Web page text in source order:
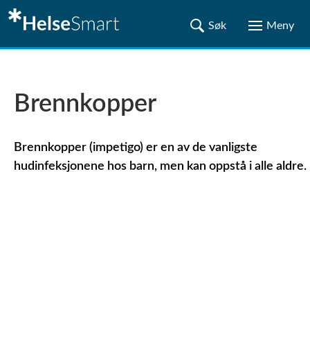
Brennkopper
Brennkopper (impetigo) er en av de vanligste
hudinfeksjonene hos barn, men kan oppstå i alle aldre.